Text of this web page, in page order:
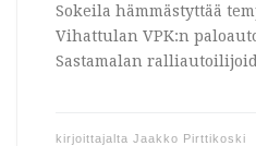
Sokeila hämmästyttää
Vihattulan VPK:n
Sastamalan
kirjoittajalta Jaakko Pirttikoski